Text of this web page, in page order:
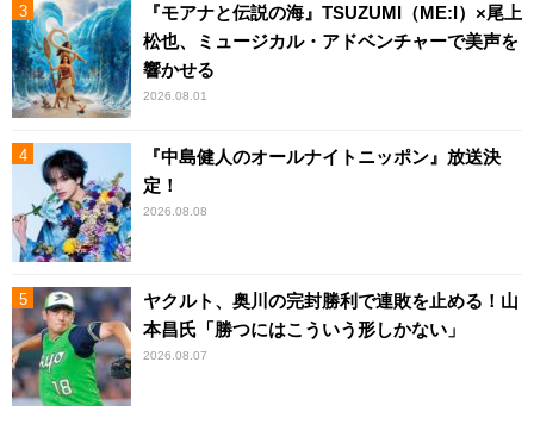
『モアナと伝説の海』TSUZUMI（ME:I）×尾上
松也、ミュージカル・アドベンチャーで美声を
響かせる
2026.08.01
『中島健人のオールナイトニッポン』放送決
定！
2026.08.08
ヤクルト、奥川の完封勝利で連敗を止める！山
本昌氏「勝つにはこういう形しかない」
2026.08.07